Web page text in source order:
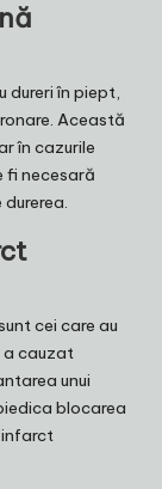
dureri în piept,
Această
în cazurile
fi necesară
cei care au
a cauzat
unui
blocarea
infarct